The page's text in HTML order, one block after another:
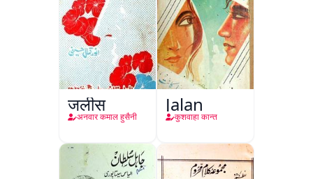
जलीस
अनवार कमाल हुसैनी
Jalan
कुशवाहा कान्त